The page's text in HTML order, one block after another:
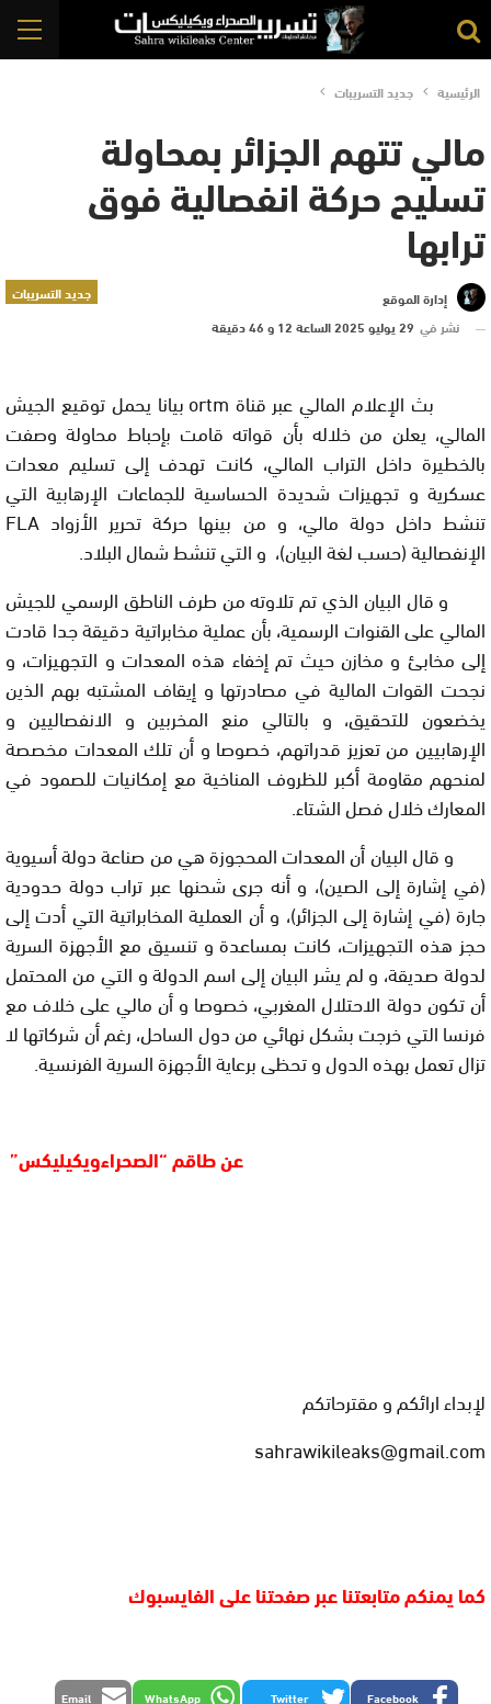
الرئيسية جديد التسريبات
مالي تتهم الجزائر بمحاولة
تسليح حركة انفصالية فوق
ترابها
جديد التسريبات
إدارة الموقع
نشر في 29 يوليو 2025 الساعة 12 و 46 دقيقة
بث الإعلام المالي عبر قناة ortmبيانا يحمل توقيع الجيش
المالي، يعلن من خلاله بأن قواته قامت بإحباط محاولة وصفت
بالخطيرة داخل التراب المالي، كانت تهدف إلى تسليم معدات
عسكرية و تجهيزات شديدة الحساسية للجماعات الإرهابية التي
تنشط داخل دولة مالي، و من بينها حركة تحرير الأزواد FLA
الإنفصالية (حسب لغة البيان)، و التي تنشط شمال البلاد.
و قال البيان الذي تم تلاوته من طرف الناطق الرسمي للجيش
المالي على القنوات الرسمية، بأن عملية مخابراتية دقيقة جدا قادت
إلى مخابئ و مخازن حيث تم إخفاء هذه المعدات و التجهيزات، و
نجحت القوات المالية في مصادرتها و إيقاف المشتبه بهم الذين
يخضعون للتحقيق، و بالتالي منع المخربين و الانفصاليين و
الإرهابيين من تعزيز قدراتهم، خصوصا و أن تلك المعدات مخصصة
لمنحهم مقاومة أكبر للظروف المناخية مع إمكانيات للصمود في
المعارك خلال فصل الشتاء.
و قال البيان أن المعدات المحجوزة هي من صناعة دولة أسيوية
(في إشارة إلى الصين)، و أنه جرى شحنها عبر تراب دولة حدودية
جارة (في إشارة إلى الجزائر)، و أن العملية المخابراتية التي أدت إلى
حجز هذه التجهيزات، كانت بمساعدة و تنسيق مع الأجهزة السرية
لدولة صديقة، و لم يشر البيان إلى اسم الدولة و التي من المحتمل
أن تكون دولة الاحتلال المغربي، خصوصا و أن مالي على خلاف مع
فرنسا التي خرجت بشكل نهائي من دول الساحل، رغم أن شركاتها لا
تزال تعمل بهذه الدول و تحظى برعاية الأجهزة السرية الفرنسية.
عن طاقم “الصحراءويكيليكس”
لإبداء ارائكم و مقترحاتكم
sahrawikileaks@gmail.com
كما يمنكم متابعتنا عبر صفحتنا على الفايسبوك
Facebook
Twitter
WhatsApp
Email